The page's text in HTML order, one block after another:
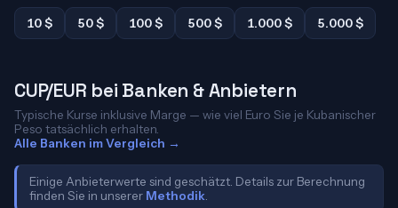
10 $ 50 $ 100 $ 500 $ 1.000 $ 5.000 $
CUP/EUR bei Banken & Anbietern
Typische Kurse inklusive Marge — wie viel Euro Sie je Kubanischer
Peso tatsächlich erhalten.
Alle Banken im Vergleich →
Einige Anbieterwerte sind geschätzt. Details zur Berechnung
finden Sie in unserer Methodik